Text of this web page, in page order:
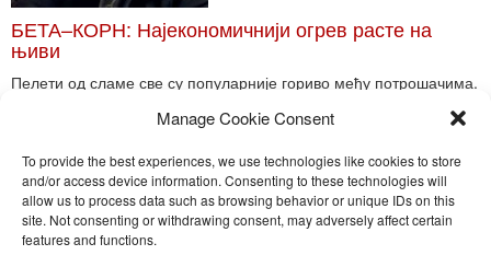
Manage Cookie Consent
To provide the best experiences, we use technologies like cookies to store
and/or access device information. Consenting to these technologies will
allow us to process data such as browsing behavior or unique IDs on this
site. Not consenting or withdrawing consent, may adversely affect certain
features and functions.
БЕТА–КОРН: Најекономичнији огрев расте на
њиви
Пелети од сламе све су популарније гориво међу потрошачима.
Toggle